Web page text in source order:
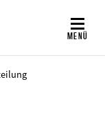
MENÜ